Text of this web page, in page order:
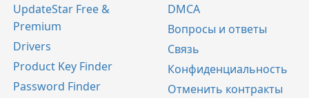
UpdateStar Free &
Premium
Drivers
Product Key Finder
Password Finder
DMCA
Вопросы и ответы
Связь
Конфиденциальность
Отменить контракты